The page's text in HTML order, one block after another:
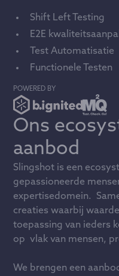
Shift Left Testing
E2E
Test Automatisatie
Functionele Testen
POWERED BY
Ons
aanbod
Slingshot is een
gepassioneerde
expertisedomein.
creaties waarbij
toepassing van ieders
op vlak van mensen,
We brengen een